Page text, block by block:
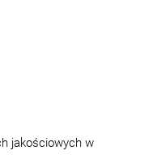
jakościowych w